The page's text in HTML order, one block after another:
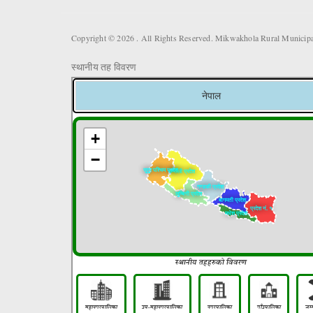
Copyright © 2026 . All Rights Reserved. Mikwakhola Rural
स्थानीय तह विवरण